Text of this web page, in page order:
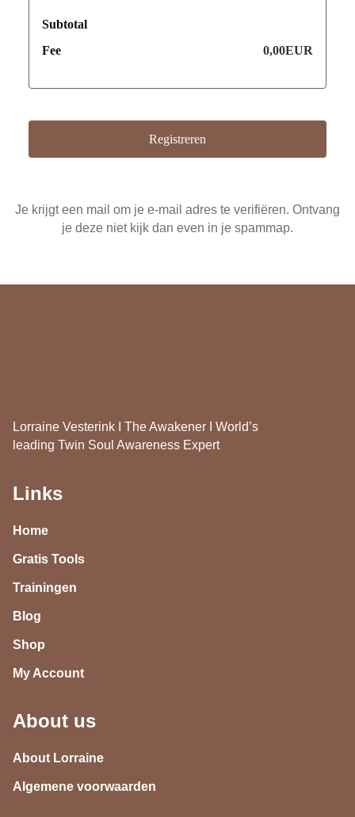
Subtotal
Fee
0,00EUR
Je krijgt een mail om je e-mail adres te verifiëren. Ontvang
je deze niet kijk dan even in je spammap.
Lorraine Vesterink I The Awakener I World’s
leading Twin Soul Awareness Expert
Links
Home
Gratis Tools
Trainingen
Blog
Shop
My Account
About us
About Lorraine
Algemene voorwaarden